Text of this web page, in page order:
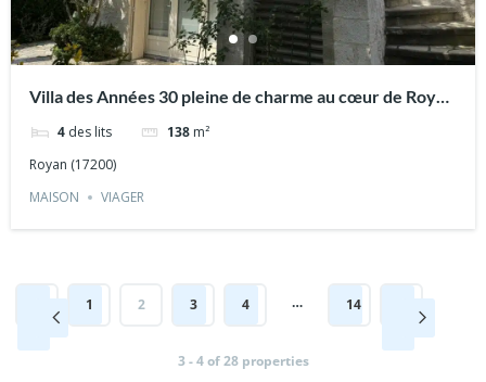
Villa des Années 30 pleine de charme au cœur de Royan
Viager occupé
4 des lits 138 m²
Royan (17200)
MAISON
VIAGER
1 2 3 4 … 14
3 - 4 of 28 properties